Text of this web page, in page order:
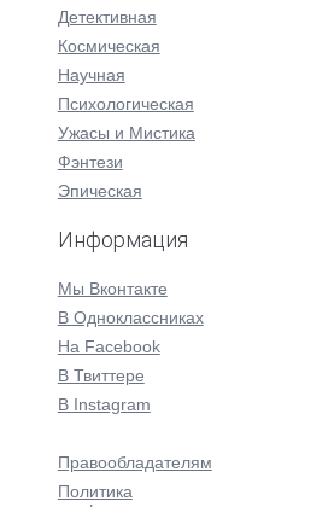
Детективная
Космическая
Научная
Психологическая
Ужасы и Мистика
Фэнтези
Эпическая
Информация
Мы Вконтакте
В Одноклассниках
На Facebook
В Твиттере
В Instagram
Правообладателям
Политика